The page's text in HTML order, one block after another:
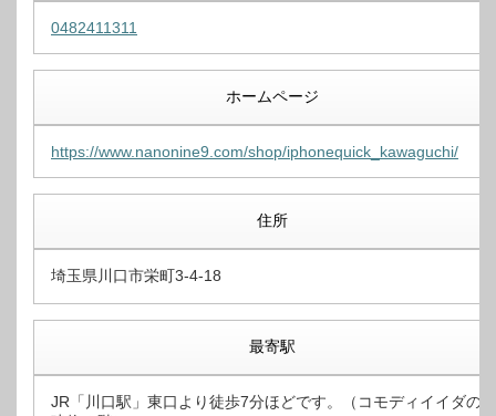
0482411311
ホームページ
https://www.nanonine9.com/shop/iphonequick_kawaguchi/
住所
埼玉県川口市栄町3-4-18
最寄駅
JR「川口駅」東口より徒歩7分ほどです。（コモディイイダの